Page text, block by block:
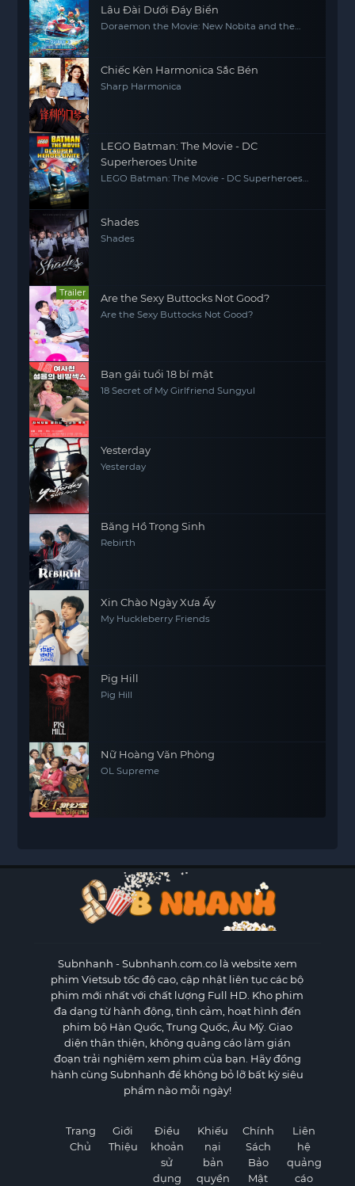
Lâu Đài Dưới Đáy Biển
Doraemon the Movie: New Nobita and the
Chiếc Kèn Harmonica Sắc Bén
Sharp Harmonica
LEGO Batman: The Movie - DC
Superheroes Unite
LEGO Batman: The Movie - DC Superheroes
Shades
Shades
Trailer Are the Sexy Buttocks Not Good?
Are the Sexy Buttocks Not Good?
Bạn gái tuổi 18 bí mật
18 Secret of My Girlfriend Sungyul
Yesterday
Yesterday
Băng Hồ Trọng Sinh
Rebirth
Xin Chào Ngày Xưa Ấy
My Huckleberry Friends
Pig Hill
Pig Hill
Nữ Hoàng Văn Phòng
OL Supreme
Subnhanh - Subnhanh.com.co là website xem
phim Vietsub tốc độ cao, cập nhật liên tục các bộ
phim mới nhất với chất lượng Full HD. Kho phim
đa dạng từ hành động, tình cảm, hoạt hình đến
phim bộ Hàn Quốc, Trung Quốc, Âu Mỹ. Giao
diện thân thiện, không quảng cáo làm gián
đoạn trải nghiệm xem phim của bạn. Hãy đồng
hành cùng Subnhanh để không bỏ lỡ bất kỳ siêu
phẩm nào mỗi ngày!
Trang
Chủ
Giới
Thiệu
Điều
khoản
sử
dụng
Khiếu
nại
bản
quyền
Chính
Sách
Bảo
Mật
Liên
hệ
quảng
cáo